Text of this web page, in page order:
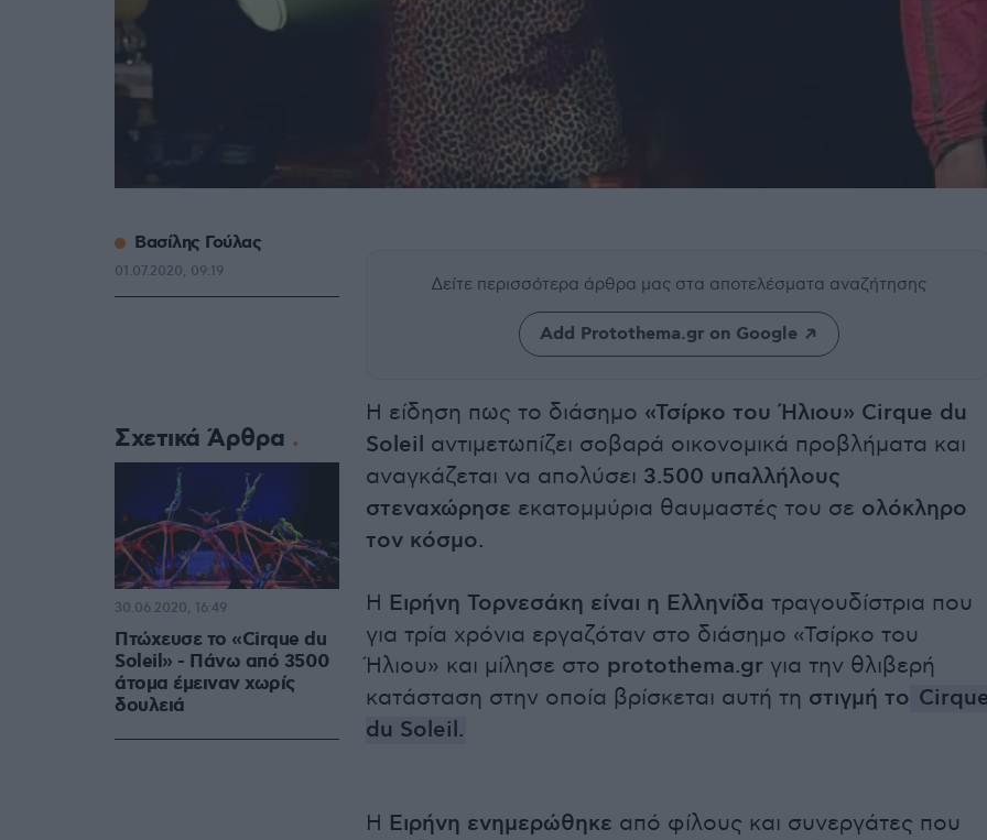
Δείτε περισσότερα άρθρα μας στα αποτελέσματα αναζήτησης
Add Protothema.gr on Google
Η είδηση πως το διάσημο «Τσίρκο του Ήλιου» Cirque du
Soleil αντιμετωπίζει σοβαρά οικονομικά προβλήματα και
αναγκάζεται να απολύσει 3.500 υπαλλήλους
στεναχώρησε εκατομμύρια θαυμαστές του σε ολόκληρο
τον κόσμο.
Η Ειρήνη Τορνεσάκη είναι η Ελληνίδα τραγουδίστρια που
για τρία χρόνια εργαζόταν στο διάσημο «Τσίρκο του
Ήλιου» και μίλησε στο protothema.gr για την θλιβερή
κατάσταση στην οποία βρίσκεται αυτή τη στιγμή το
du Soleil.
Η Ειρήνη ενημερώθηκε από φίλους και συνεργάτες που
Βασίλης Γούλας
01.07.2020, 09:19
Σχετικά Άρθρα
Πτώχευσε το «Cirque du
Soleil» - Πάνω από 3500
άτομα έμειναν χωρίς
δουλειά
30.06.2020, 16:49